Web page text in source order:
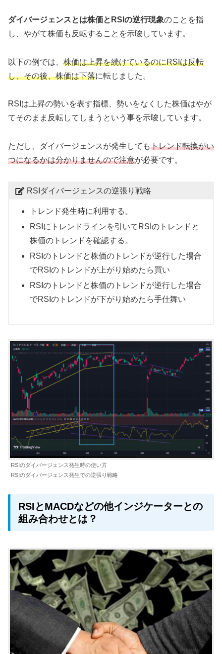
ダイバージェンスとは株価とRSIの逆行現象のことを指
し、やがて株価も反転することを示唆しています。
以下の例では、 株価は上昇を続けているのにRSIは反転
し、その後、株価は下落に転じました。
RSIは上昇の勢いを表す指標、勢いをなくした株価はやが
てそのまま反転してしまうという事を示唆しています。
ただし、ダイバージェンスが発生してもトレンド転換がい
つになるかは分かりませんので注意が必要です。
RSIダイバージェンスの逆張り戦略
トレンド発生時に利用する。
RSIにトレンドラインを引いてRSIのトレンドと
株価のトレンドを確認する。
RSIのトレンドと株価のトレンドが逆行した場合
でRSIのトレンドが上がり始めたら買い
RSIのトレンドと株価のトレンドが逆行した場合
でRSIのトレンドが下がり始めたら手仕舞い
RSIのダイバージェンス発生時の使い方
RSIのダイバージェンス発生での逆張り戦略
RSIとMACDなどの他インジケーターとの
組み合わせとは？